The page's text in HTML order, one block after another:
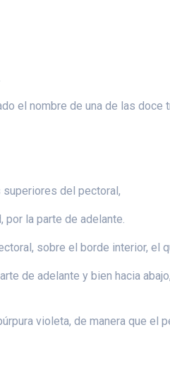
el nombre de una de las
del pectoral,
la parte de adelante.
sobre el borde interior, el
de adelante y bien hacia
violeta, de manera que el